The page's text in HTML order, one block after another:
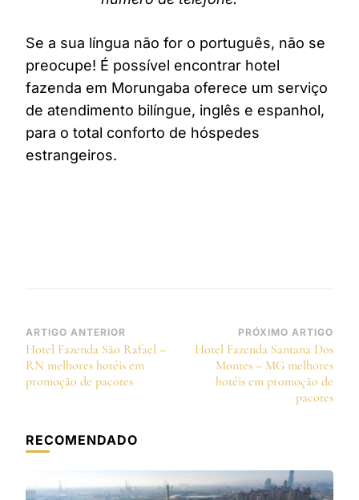
Se a sua língua não for o português, não se
preocupe! É possível encontrar hotel
fazenda em Morungaba oferece um serviço
de atendimento bilíngue, inglês e espanhol,
para o total conforto de hóspedes
estrangeiros.
Navegação
de
post
ARTIGO ANTERIOR
Hotel Fazenda São Rafael –
RN melhores hotéis em
promoção de pacotes
PRÓXIMO ARTIGO
Hotel Fazenda Santana Dos
Montes – MG melhores
hotéis em promoção de
pacotes
RECOMENDADO